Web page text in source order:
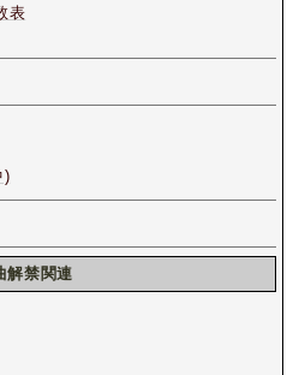
表
)
解禁関連